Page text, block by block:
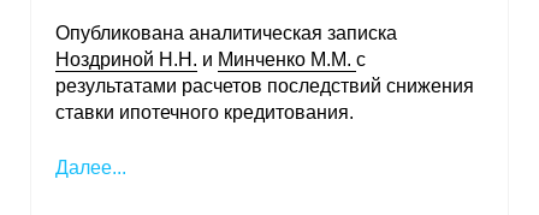
Опубликована аналитическая записка
Ноздриной Н.Н. и Минченко М.М. с
результатами расчетов последствий снижения
ставки ипотечного кредитования.
Далее...